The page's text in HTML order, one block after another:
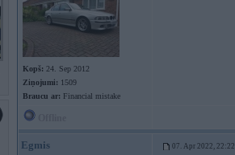
Kopš: 24. Sep 2012
Ziņojumi: 1509
Braucu ar: Financial mistake
Egmis 07. Apr 2022, 22:22